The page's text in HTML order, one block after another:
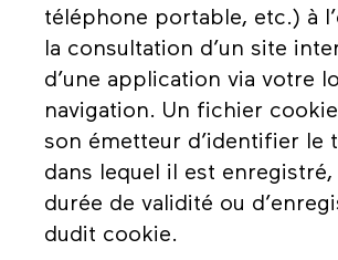
téléphone portable, etc.) à
la consultation d’un site
d’une application via votre
navigation. Un fichier
son émetteur d’identifier le
dans lequel il est
durée de validité ou
dudit cookie.